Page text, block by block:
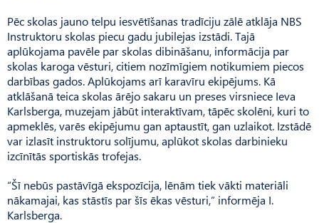
Pēc skolas jauno telpu iesvētīšanas tradīciju zālē atklāja NBS
Instruktoru skolas piecu gadu jubilejas izstādi. Tajā
aplūkojama pavēle par skolas dibināšanu, informācija par
skolas karoga vēsturi, citiem nozīmīgiem notikumiem piecos
darbības gados. Aplūkojams arī karavīru ekipējums. Kā
atklāšanā teica skolas ārējo sakaru un preses virsniece Ieva
Karlsberga, muzejam jābūt interaktīvam, tāpēc skolēni, kuri to
apmeklēs, varēs ekipējumu gan aptaustīt, gan uzlaikot. Izstādē
var izlasīt instruktoru solījumu, aplūkot skolas darbinieku
izcīnītās sportiskās trofejas.
“Šī nebūs pastāvīgā ekspozīcija, lēnām tiek vākti materiāli
nākamajai, kas stāstīs par šīs ēkas vēsturi,” informēja I.
Karlsberga.